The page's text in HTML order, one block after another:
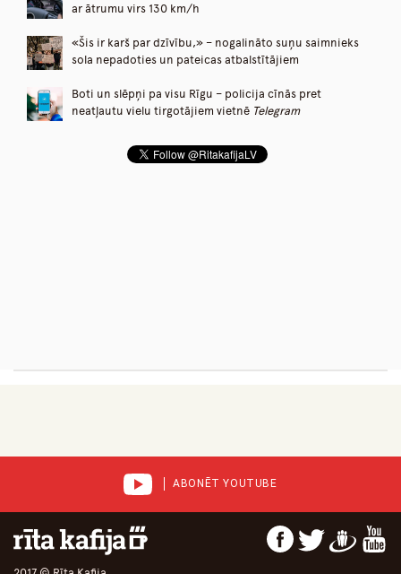
ar ātrumu virs 130 km/h
«Šis ir karš par dzīvību,» – nogalināto suņu saimnieks
sola nepadoties un pateicas atbalstītājiem
Boti un slēpņi pa visu Rīgu – policija cīnās pret
neatļautu vielu tirgotājiem vietnē Telegram
ABONĒT YOUTUBE